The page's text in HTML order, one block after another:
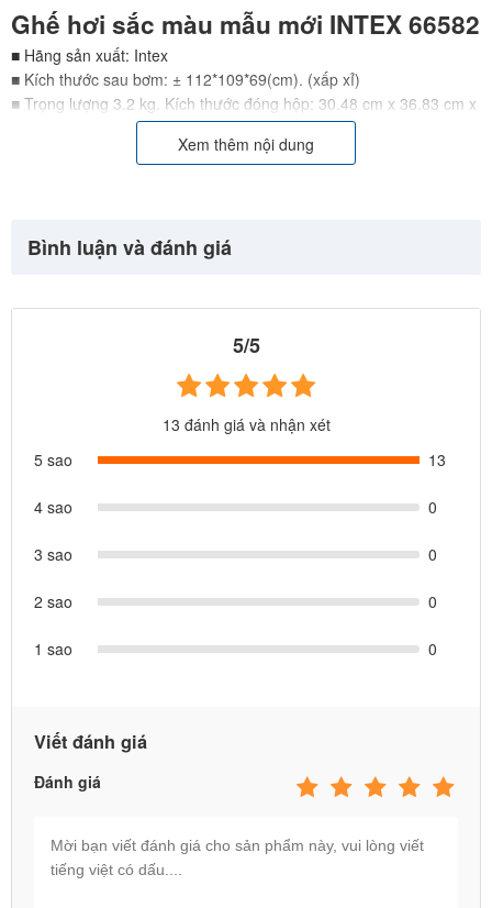
Ghế hơi sắc màu mẫu mới INTEX 66582
■ Hãng sản xuất: Intex
■ Kích thước sau bơm: ± 112*109*69(cm). (xấp xỉ)
■ Trọng lượng 3.2 kg. Kích thước đóng hộp: 30.48 cm x 36.83 cm x
■ Sản phẩm được thiết kế dạng lõm sang trọng, có 3 màu để lựa
bơm hơi INTEX Việt Nam.
hoặc hiên sân sau để
uống nước, xem phim, đọc
- Bên dưới đáy ghế hơi
Xem thêm nội dung
Bình luận và đánh giá
5/5
13 đánh giá và nhận xét
5 sao
13
4 sao 0
3 sao 0
2 sao 0
1 sao 0
Viết đánh giá
Đánh giá